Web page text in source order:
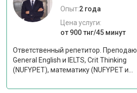
Опыт:2 года
Цена услуги:
от 900 тнг/45 минут
Ответственный репетитор. Преподаю
General English и IELTS, Crit Thinking
(NUFYPET), математику (NUFYPET и...